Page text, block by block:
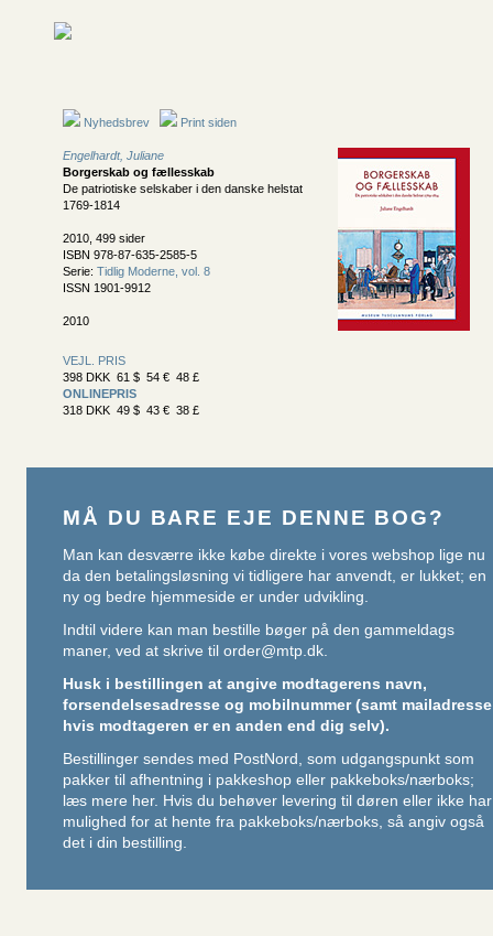
Nyhedsbrev Print siden
Engelhardt, Juliane
Borgerskab og fællesskab
De patriotiske selskaber i den danske helstat
1769-1814
2010, 499 sider
ISBN 978-87-635-2585-5
Serie: Tidlig Moderne, vol. 8
ISSN 1901-9912
2010
VEJL. PRIS
398 DKK 61 $ 54 € 48 £
ONLINEPRIS
318 DKK 49 $ 43 € 38 £
MÅ DU BARE EJE DENNE BOG?
Man kan desværre ikke købe direkte i vores webshop lige nu
da den betalingsløsning vi tidligere har anvendt, er lukket; en
ny og bedre hjemmeside er under udvikling.
Indtil videre kan man bestille bøger på den gammeldags
maner, ved at skrive til order@mtp.dk.
Husk i bestillingen at angive modtagerens navn,
forsendelsesadresse og mobilnummer (samt mailadresse
hvis modtageren er en anden end dig selv).
Bestillinger sendes med PostNord, som udgangspunkt som
pakker til afhentning i pakkeshop eller pakkeboks/nærboks;
læs mere her. Hvis du behøver levering til døren eller ikke har
mulighed for at hente fra pakkeboks/nærboks, så angiv også
det i din bestilling.